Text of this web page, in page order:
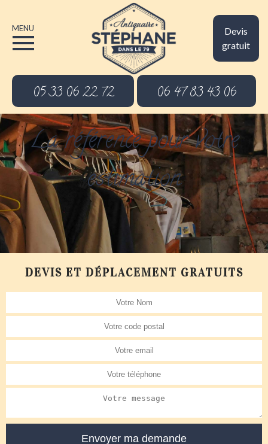
Devis
gratuit
MENU
05 33 06 22 72 06 47 83 43 06
La référence pour votre
estimation
DEVIS ET DÉPLACEMENT GRATUITS